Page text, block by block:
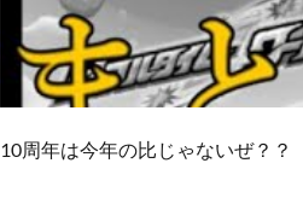
10周年は今年の比じゃないぜ？？